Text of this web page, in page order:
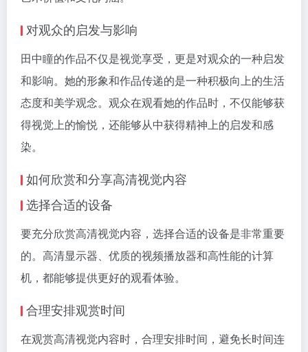
对观众的启发与影响
田中瞳的作品不仅是视觉享受，更是对观众的一种启发
和影响。她的形象和作品传递的是一种积极向上的生活
态度和美学观念。观众在观看她的作品时，不仅能够获
得视觉上的愉悦，还能够从中获得精神上的启发和感
染。
如何欣赏和分享高清视觉内容
选择合适的设备
要充分欣赏高清视觉内容，选择合适的设备是非常重要
的。高清显示器、优质的视频播放器和高性能的计算
机，都能够提供更好的观看体验。
合理安排观赏时间
在观赏高清视觉内容时，合理安排时间，避免长时间连